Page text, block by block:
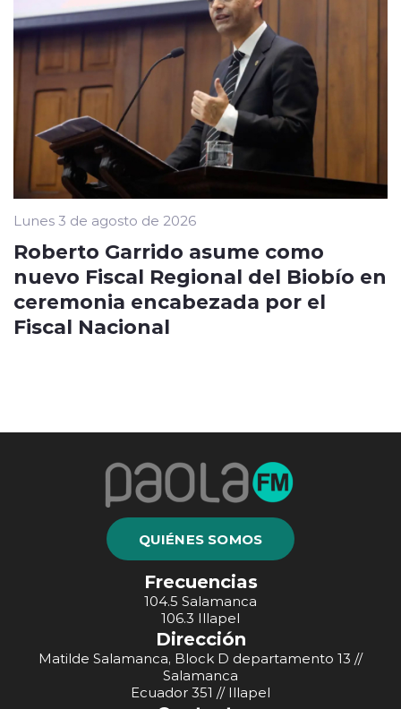
Lunes 3 de agosto de 2026
Roberto Garrido asume como
nuevo Fiscal Regional del Biobío en
ceremonia encabezada por el
Fiscal Nacional
QUIÉNES SOMOS
Frecuencias
104.5 Salamanca
106.3 Illapel
Dirección
Matilde Salamanca, Block D departamento 13 //
Salamanca
Ecuador 351 // Illapel